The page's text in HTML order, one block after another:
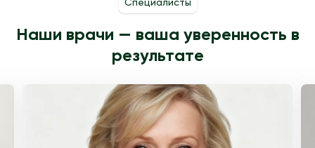
Специалисты
Наши врачи — ваша уверенность в
результате